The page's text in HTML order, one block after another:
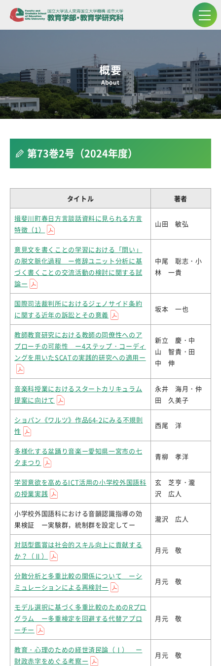
概要
About
第73巻2号（2024年度）
タイトル 著者
揖斐川町春日方言談話資料に見られる方言
特徴（1）
山田 敏弘
意見文を書くことの学習における「問い」
の脱文脈化過程 ー修辞ユニット分析に基
づく書くことの交流活動の検討に関する試
論ー
中尾 聡志・小
林 一貴
国際司法裁判所におけるジェノサイド条約
に関する近年の訴訟とその意義
坂本 一也
教師教育研究における教師の同僚性へのア
プローチの可能性 ー4ステップ・コーディ
ングを用いたSCATの実践的研究への適用ー
新立 慶・中
山 智貴・田
中 伸
音楽科授業におけるスタートカリキュラム
提案に向けて
永井 海月・仲
田 久美子
ショパン《ワルツ》作品64-2にみる不規則
性
西尾 洋
多様化する盆踊り音楽ー愛知県一宮市の七
夕まつり
青柳 孝洋
学習意欲を高めるICT活用の小学校外国語科
の授業実践
玄 芝亨・瀧
沢 広人
小学校外国語科における音韻認識指導の効
果検証 ー実験群，統制群を設定してー
瀧沢 広人
対話型鑑賞は社会的スキル向上に貢献する
か？（Ⅱ）
月元 敬
分散分析と多重比較の関係について ーシ
ミュレーションによる再検討ー
月元 敬
モデル選択に基づく多重比較のためのRプロ
グラム ー多重検定を回避する代替アプロ
ーチー
月元 敬
教育・心理のための経世済民論（Ⅰ） ー
財政赤字をめぐる考察ー
月元 敬